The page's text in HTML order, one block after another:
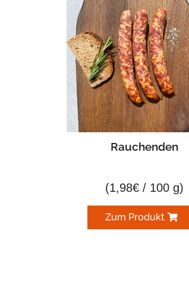
Rauchenden
(1,98€ / 100 g)
Zum Produkt